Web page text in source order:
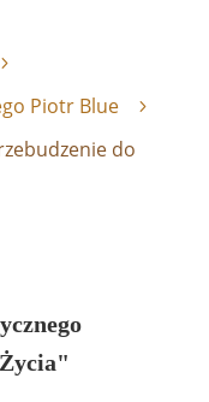
Piotr Blue
do